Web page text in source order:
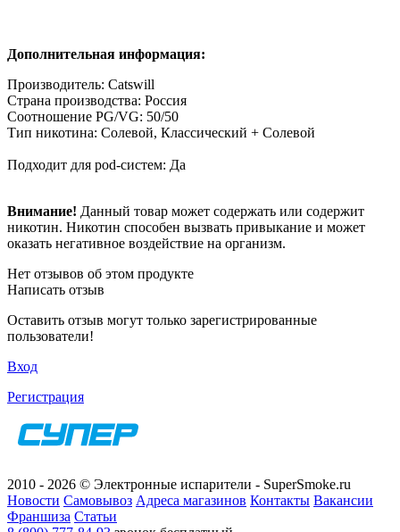
Дополнительная информация:
Производитель: Catswill
Страна производства: Россия
Соотношение PG/VG: 50/50
Тип никотина: Солевой, Классический + Солевой
Подходит для pod-систем: Да
Внимание! Данный товар может содержать или содержит
никотин. Никотин способен вызвать привыкание и может
оказать негативное воздействие на организм.
Нет отзывов об этом продукте
Написать отзыв
Оставить отзыв могут только зарегистрированные
пользователи!
Вход
Регистрация
2010 - 2026 © Электронные испарители - SuperSmoke.ru
Новости Самовывоз Адреса магазинов Контакты Вакансии
Франшиза Статьи